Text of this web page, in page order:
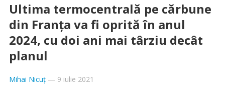
Ultima termocentrală pe cărbune
din Franţa va fi oprită în anul
2024, cu doi ani mai târziu decât
planul
Mihai Nicuț— 9 iulie 2021